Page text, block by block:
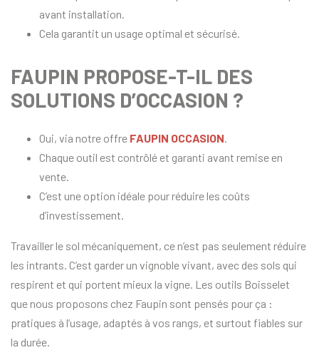
avant installation.
Cela garantit un usage optimal et sécurisé.
FAUPIN PROPOSE-T-IL DES
SOLUTIONS D’OCCASION ?
Oui, via notre offre FAUPIN OCCASION.
Chaque outil est contrôlé et garanti avant remise en
vente.
C’est une option idéale pour réduire les coûts
d’investissement.
Travailler le sol mécaniquement, ce n’est pas seulement réduire
les intrants. C’est garder un vignoble vivant, avec des sols qui
respirent et qui portent mieux la vigne. Les outils Boisselet
que nous proposons chez Faupin sont pensés pour ça :
pratiques à l’usage, adaptés à vos rangs, et surtout fiables sur
la durée.